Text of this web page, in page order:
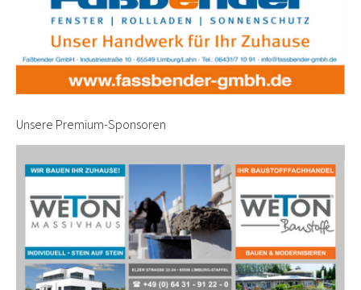
Unsere Premium-Sponsoren